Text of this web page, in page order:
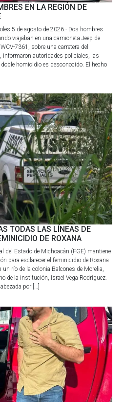
EN LA REGIÓN DE
5 de agosto de 2026.- Dos hombres
viajaban en una camioneta Jeep de
7361, sobre una carretera del
informaron autoridades policiales, las
homicidio es desconocido. El hecho
TODAS LAS LÍNEAS DE
DE ROXANA
del Estado de Michoacán (FGE) mantiene
para esclarecer el feminicidio de Roxana
un río de la colonia Balcones de Morelia,
de la institución, Israel Vega Rodríguez.
por […]